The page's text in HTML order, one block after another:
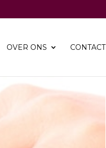
OVER ONS CONTACT